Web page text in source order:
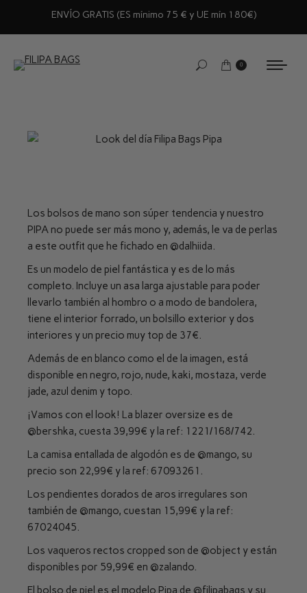
ENVÍO GRATIS (ES mínimo 75 € y UE mín 180€)
0
Los bolsos de mano son súper tendencia y nuestro
PIPA no puede ser más mono y, además, le va de perlas
a este outfit que he fichado en @dalhiida.
Es un modelo de piel fantástica y es de lo más
completo. Incluye un asa larga ajustable para poder
llevarlo también al hombro o a modo de bandolera,
tiene el interior forrado, un bolsillo exterior y dos
interiores y un precio muy top de 37€.
Además de en blanco como el de la imagen, está
disponible en negro, rojo, nude, kaki, mostaza, verde
jade, azul denim y topo.
¡Vamos con el look! La blazer oversize es de
@bershka, cuesta 39,99€ y la ref: 1221/168/742.
La camisa entallada de algodón es de @mango, su
precio son 22,99€ y la ref: 67093261.
Los pendientes dorados de aros irregulares son
también de @mango, cuestan 15,99€ y la ref:
67024045.
Los vaqueros rectos cropped son de @object y están
disponibles por 59,99€ en @zalando.
El bolso de piel es el modelo Pipa de @filipabags y su